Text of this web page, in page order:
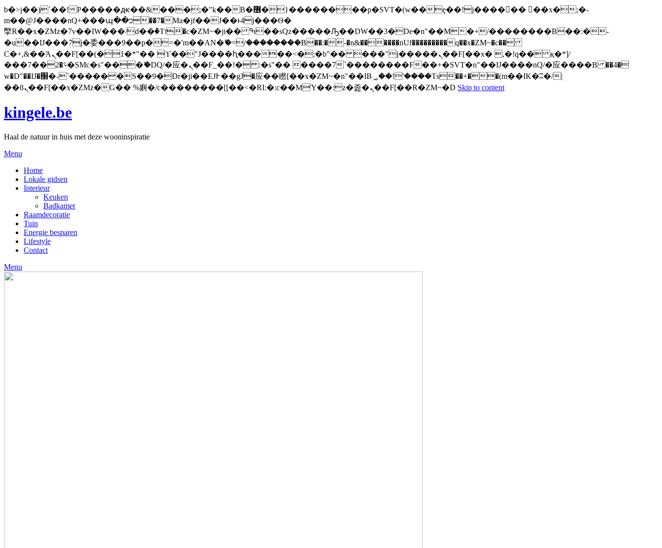
b�>j��)΄��!P�����ԫ��&���;�"k��B�޶�}��������p�SVT�(w��ę��!j������ ��x�;�-
m��@J����nQ+���պ��כ��7�Ma�jf��J��ͱ4j���Ѳ�
撆R��x�ZMz�7v��IW���/d��ٞ�Тז�c�ZM~�ji�� ߒ��sQz�����Ԡ��DW��3�De�n"��M�+/��������B��:�-
�u��IJ���7j�委���9��p�=�'m��AN�ޭ�=/��������B��:�-�n&������nUf���������q��x�ZM~�c��
Ϲ�+,&��Ὰܢ��F[��(�1�*"�� ϒ��"J����ԧ�����<�;�b"�� ���"j�����ܢ��F[��x� ,�!q�� қ�*]/
���؝�2��7�SMc�s"���ޭ�DQ/�应�ܢ��F_��!� :�s"�� ����7`��������F��+�SVT�n"��IJ����nQ/�应����B ��4�
w�D"��IJ�׭�-`������S��9�Dr�ji��EJ߅��gJ�应��矁[��x�ZM~�n"��IB؃��!'����Тѕ��+��(m��IK�ʭ�/|
��ϐܢ��F[��x�ZMz�G�� %嬩�/c��������[[��<�RI:�:c��MΎ��:z�졾�ܢ��F[��R�ZM~�D Skip to content
kingele.be
Haal de natuur in huis met deze wooninspiratie
Menu
Home
Lokale gidsen
Interieur
Keuken
Badkamer
Raamdecoratie
Tuin
Energie besparen
Lifestyle
Contact
Menu